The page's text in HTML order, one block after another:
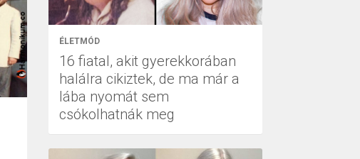
ÉLETMÓD
16 fiatal, akit gyerekkorában
halálra cikiztek, de ma már a
lába nyomát sem
csókolhatnák meg